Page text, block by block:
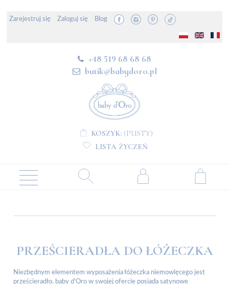
Zarejestruj się Zaloguj się Blog
+48 519 68 68 68
butik@babydoro.pl
KOSZYK: (PUSTY)
LISTA ŻYCZEŃ
PRZEŚCIERADŁA DO ŁÓŻECZKA
Niezbędnym elementem wyposażenia łóżeczka niemowlęcego jest
prześcieradło. baby d'Oro w swojej ofercie posiada satynowe